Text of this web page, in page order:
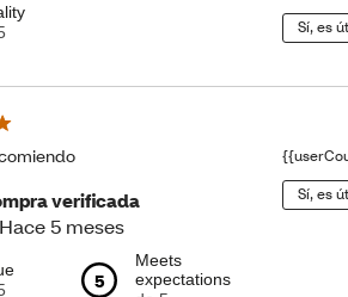
Sí, es
verificada
5 meses
5
Meets
expectations
Sí, es